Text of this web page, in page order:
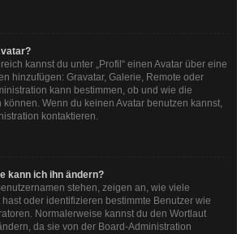
kannst du unter „Profil“ einen Avatar über eine
hinzufügen: Gravatar, Galerie, Remote oder
kann bestimmen, ob und wie die
können. Wenn du keinen Avatar benutzen kannst,
kontaktieren.
kann ich ihn ändern?
stehen, zeigen an, wie viele
oder identifizieren bestimmte Benutzer wie
Normalerweise kannst du den Wortlaut
da sie von der Board-Administration